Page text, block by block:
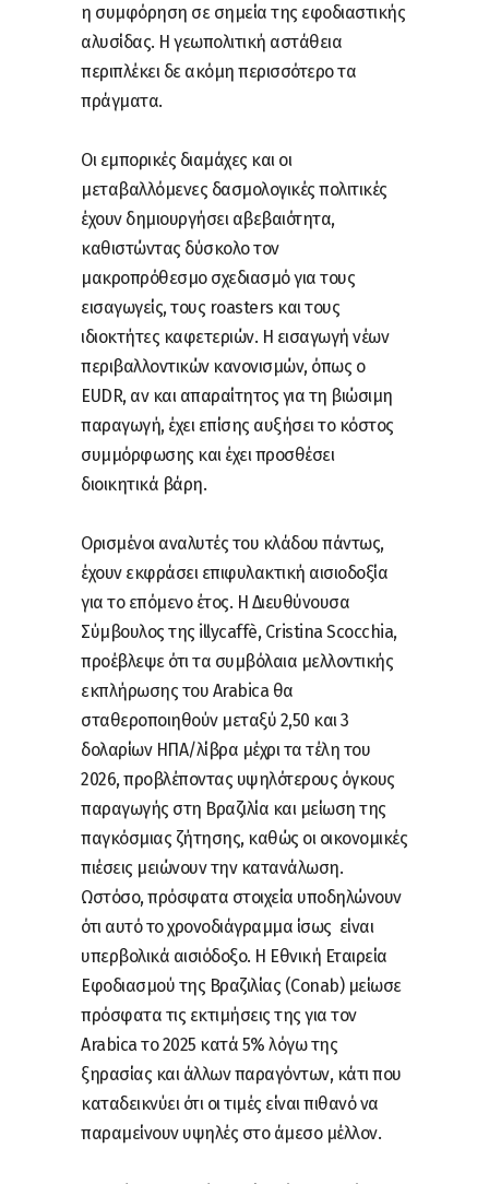
η συμφόρηση σε σημεία της εφοδιαστικής
αλυσίδας. Η γεωπολιτική αστάθεια
περιπλέκει δε ακόμη περισσότερο τα
πράγματα.
Οι εμπορικές διαμάχες και οι
μεταβαλλόμενες δασμολογικές πολιτικές
έχουν δημιουργήσει αβεβαιότητα,
καθιστώντας δύσκολο τον
μακροπρόθεσμο σχεδιασμό για τους
εισαγωγείς, τους roasters και τους
ιδιοκτήτες καφετεριών. Η εισαγωγή νέων
περιβαλλοντικών κανονισμών, όπως ο
EUDR, αν και απαραίτητος για τη βιώσιμη
παραγωγή, έχει επίσης αυξήσει το κόστος
συμμόρφωσης και έχει προσθέσει
διοικητικά βάρη.
Ορισμένοι αναλυτές του κλάδου πάντως,
έχουν εκφράσει επιφυλακτική αισιοδοξία
για το επόμενο έτος. Η Διευθύνουσα
Σύμβουλος της illycaffè, Cristina Scocchia,
προέβλεψε ότι τα συμβόλαια μελλοντικής
εκπλήρωσης του Arabica θα
σταθεροποιηθούν μεταξύ 2,50 και 3
δολαρίων ΗΠΑ/λίβρα μέχρι τα τέλη του
2026, προβλέποντας υψηλότερους όγκους
παραγωγής στη Βραζιλία και μείωση της
παγκόσμιας ζήτησης, καθώς οι οικονομικές
πιέσεις μειώνουν την κατανάλωση.
Ωστόσο, πρόσφατα στοιχεία υποδηλώνουν
ότι αυτό το χρονοδιάγραμμα ίσως είναι
υπερβολικά αισιόδοξο. Η Εθνική Εταιρεία
Εφοδιασμού της Βραζιλίας (Conab) μείωσε
πρόσφατα τις εκτιμήσεις της για τον
Arabica το 2025 κατά 5% λόγω της
ξηρασίας και άλλων παραγόντων, κάτι που
καταδεικνύει ότι οι τιμές είναι πιθανό να
παραμείνουν υψηλές στο άμεσο μέλλον.